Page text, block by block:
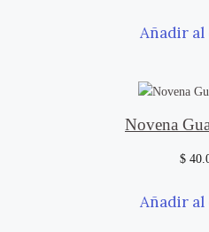
Añadir
Novena
$
Añadir